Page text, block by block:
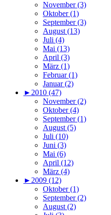
November (3)
Oktober (1)
September (3)
August (13)
Juli (4)
Mai (13)
April (3)
März (1)
Februar (1)
Januar (2)
► 2010 (47)
November (2)
Oktober (4)
September (1)
August (5)
Juli (10)
Juni (3)
Mai (6)
April (12)
März (4)
► 2009 (12)
Oktober (1)
September (2)
August (2)